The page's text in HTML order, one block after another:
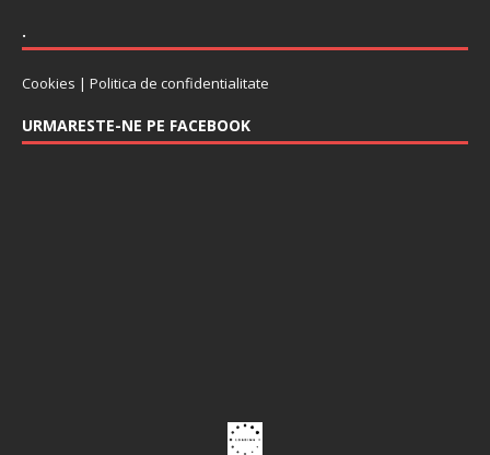
.
Cookies | Politica de confidentialitate
URMARESTE-NE PE FACEBOOK